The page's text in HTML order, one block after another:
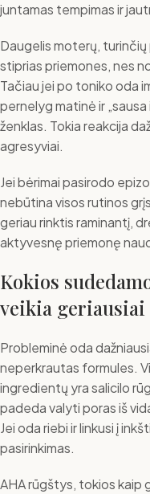
juntamas tempimas ir
Daugelis moterų,
stiprias priemones, nes
Tačiau jei po toniko oda
pernelyg matinė ir
ženklas. Tokia reakcija
agresyviai.
Jei bėrimai pasirodo
nebūtina visos rutinos
geriau rinktis raminantį,
aktyvesnę priemonę
Kokios
veikia geriausiai
Probleminė oda
neperkrautas formules.
ingredientų yra salicilo
padeda valyti poras iš
Jei oda riebi ir linkusi į
pasirinkimas.
AHA rūgštys, tokios kaip